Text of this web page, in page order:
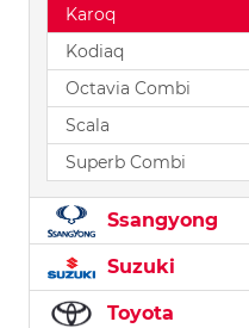
Karoq
Kodiaq
Octavia Combi
Scala
Superb Combi
Ssangyong
Suzuki
Toyota